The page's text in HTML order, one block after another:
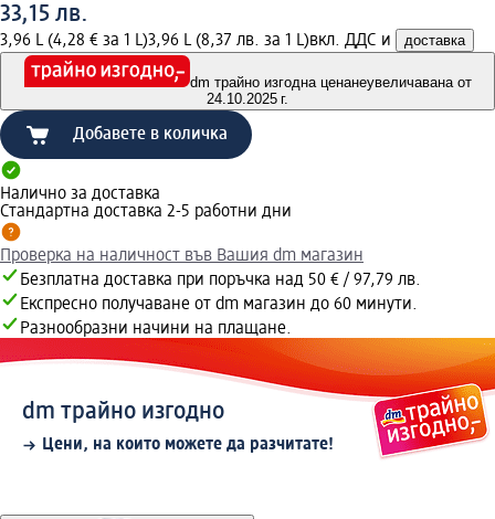
33,15 лв.
3,96 L (4,28 € за 1 L)3,96 L (8,37 лв. за 1 L)вкл. ДДС и доставка
dm трайно изгодна ценанеувеличавана от
24.10.2025 г.
Добавете в количка
Налично за доставка
Стандартна доставка 2-5 работни дни
Проверка на наличност във Вашия dm магазин
Безплатна доставка при поръчка над 50 € / 97,79 лв.
Експресно получаване от dm магазин до 60 минути.
Разнообразни начини на плащане.
dm трайно изгодно
Цени, на които можете да разчитате!